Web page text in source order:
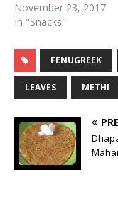
November 23, 2017
In "Snacks"
FENUGREEK
LEAVES METHI